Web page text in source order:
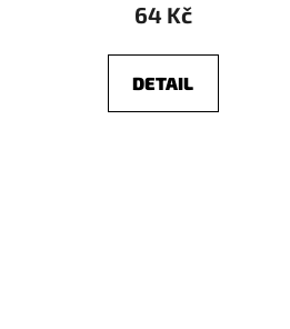
64 Kč
DETAIL